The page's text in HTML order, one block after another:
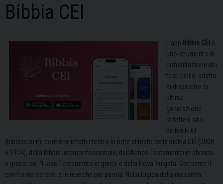
Bibbia CEI
L’app Bibbia CEI è
uno strumento di
consultazione dei
testi biblici adatto
ai dispositivi di
ultima
generazione.
Riflette il sito
Bibbia EDU
(bibbiaedu.it): contiene infatti i testi e le note al testo della Bibbia CEI (2008
e 1974), della Bibbia Interconfessionale, dell’Antico Testamento in ebraico
e greco, del Nuovo Testamento in greco e della Nova Vulgata. Consente il
confronto tra testi e le ricerche per parola. Nella logica della massima